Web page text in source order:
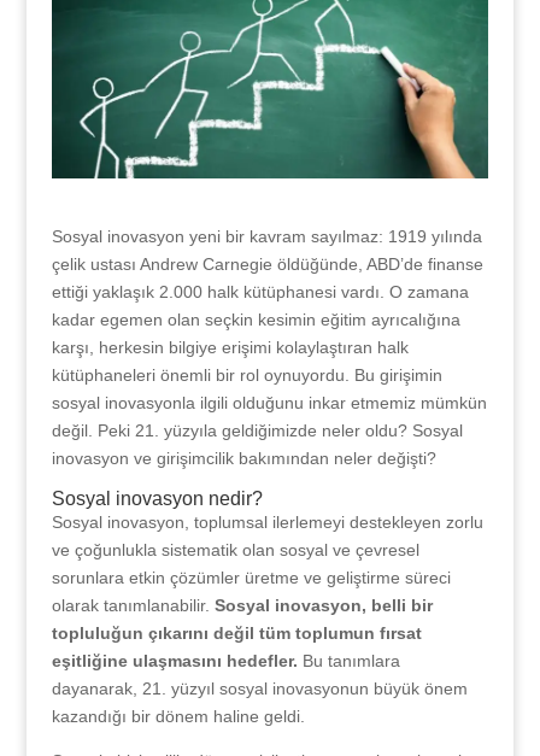
Sosyal inovasyon yeni bir kavram sayılmaz: 1919 yılında
çelik ustası Andrew Carnegie öldüğünde, ABD’de finanse
ettiği yaklaşık 2.000 halk kütüphanesi vardı. O zamana
kadar egemen olan seçkin kesimin eğitim ayrıcalığına
karşı, herkesin bilgiye erişimi kolaylaştıran halk
kütüphaneleri önemli bir rol oynuyordu. Bu girişimin
sosyal inovasyonla ilgili olduğunu inkar etmemiz mümkün
değil. Peki 21. yüzyıla geldiğimizde neler oldu? Sosyal
inovasyon ve girişimcilik bakımından neler değişti?
Sosyal inovasyon nedir?
Sosyal inovasyon, toplumsal ilerlemeyi destekleyen zorlu
ve çoğunlukla sistematik olan sosyal ve çevresel
sorunlara etkin çözümler üretme ve geliştirme süreci
olarak tanımlanabilir. Sosyal inovasyon, belli bir
topluluğun çıkarını değil tüm toplumun fırsat
eşitliğine ulaşmasını hedefler. Bu tanımlara
dayanarak, 21. yüzyıl sosyal inovasyonun büyük önem
kazandığı bir dönem haline geldi.